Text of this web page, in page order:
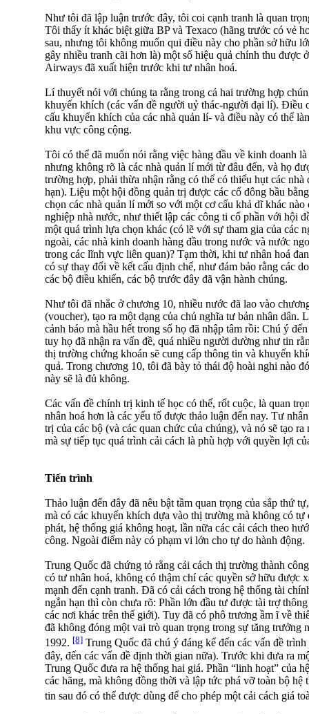
Như tôi đã lập luận trước đây, tôi coi cạnh tranh là quan
Tôi thấy ít khác biệt giữa BP và Texaco (hãng trước có vẻ
sau, nhưng tôi không muốn qui điều này cho phần sở hữu
gây nhiều tranh cãi hơn là) một số hiệu quả chính thu được
Airways đã xuất hiện trước khi tư nhân hoá.
Lí thuyết nói với chúng ta rằng trong cả hai trường hợp
khuyến khích (các vấn đề người uỷ thác-người đại lí). Điều
cấu khuyến khích của các nhà quản lí- và điều này có thể
khu vực công cộng.
Tôi có thể đã muốn nói rằng việc hàng đầu về kinh doanh
nhưng không rõ là các nhà quản lí mới từ đâu đến, và họ
trường hợp, phải thừa nhận rằng có thể có thiếu hụt các
hạn). Liệu một hội đồng quản trị được các cổ đông bầu
chọn các nhà quản lí mới so với một cơ cấu khả dĩ khác
nghiệp nhà nước, như thiết lập các công ti cổ phần với hội
một quá trình lựa chọn khác (có lẽ với sự tham gia của các
ngoài, các nhà kinh doanh hàng đầu trong nước và nước
trong các lĩnh vực liên quan)? Tạm thời, khi tư nhân hoá
có sự thay đổi về kết cấu định chế, như đảm bảo rằng các
các bộ điều khiển, các bộ trước đây đã vận hành chúng.
Như tôi đã nhắc ở chương 10, nhiều nước đã lao vào
(voucher), tạo ra một dạng của chủ nghĩa tư bản nhân dân.
cảnh báo mà hầu hết trong số họ đã nhập tâm rồi: Chú ý
tuy họ đã nhận ra vấn đề, quá nhiều người dường như tin
thị trường chứng khoán sẽ cung cấp thông tin và khuyến
quả. Trong chương 10, tôi đã bày tỏ thái độ hoài nghi nào
này sẽ là đủ không.
Các vấn đề chính trị kinh tế học có thể, rốt cuộc, là quan
nhân hoá hơn là các yếu tố được thảo luận đến nay. Tư
trị của các bộ (và các quan chức của chúng), và nó sẽ tạo
mà sự tiếp tục quá trình cải cách là phù hợp với quyền lợi
Tiến trình
Thảo luận đến đây đã nêu bật tầm quan trọng của sắp thứ
mà có các khuyến khích dựa vào thị trường mà không có tự
phát, hệ thống giá không hoạt, lần nữa các cải cách theo
công. Ngoài điểm này có phạm vi lớn cho tự do hành động.
Trung Quốc đã chứng tỏ rằng cải cách thị trường thành
có tư nhân hoá, không có thậm chí các quyền sở hữu được
mạnh đến cạnh tranh. Đã có cải cách trong hệ thống tài
ngắn hạn thì còn chưa rõ: Phần lớn đầu tư được tài trợ
các nơi khác trên thế giới). Tuy đã có phô trương ầm ĩ về
đã không đóng một vai trò quan trọng trong sự tăng trưởng
1992. [8] Trung Quốc đã chú ý đáng kể đến các vấn đề
đây, đến các vấn đề định thời gian nữa). Trước khi đưa ra
Trung Quốc đưa ra hệ thống hai giá. Phần “linh hoạt” của
các hãng, mà không đồng thời và lập tức phá vỡ toàn bộ
tin sau đó có thể được dùng để cho phép một cải cách giá